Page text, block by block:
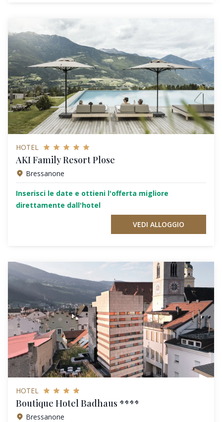
HOTEL
AKI Family Resort Plose
Bressanone
Inserisci le date e ottieni l'offerta migliore
direttamente dall'hotel
VEDI ALLOGGIO
HOTEL
Boutique Hotel Badhaus ****
Bressanone